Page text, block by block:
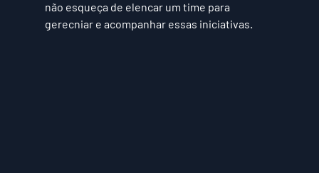
não esqueça de elencar um time para
gerecniar e acompanhar essas iniciativas.